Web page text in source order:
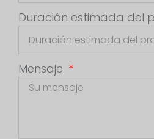
Duración estimada del
Mensaje